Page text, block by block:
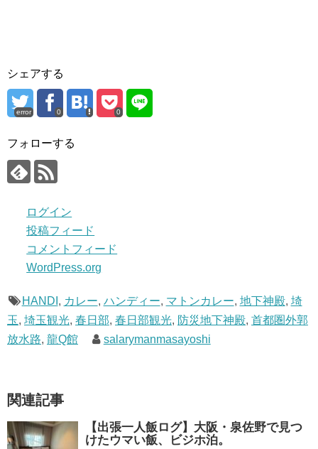
シェアする
error 0 0
フォローする
ログイン
投稿フィード
コメントフィード
WordPress.org
HANDI , カレー, ハンディー, マトンカレー, 地下神殿, 埼
玉, 埼玉観光, 春日部, 春日部観光, 防災地下神殿, 首都圏外郭
放水路, 龍Q館 salarymanmasayoshi
関連記事
【出張一人飯ログ】大阪・泉佐野で見つ
けたウマい飯、ビジホ泊。